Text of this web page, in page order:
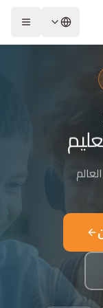
للأطفال والبالغين من مختلف أنحاء العالم.
الفرنسية